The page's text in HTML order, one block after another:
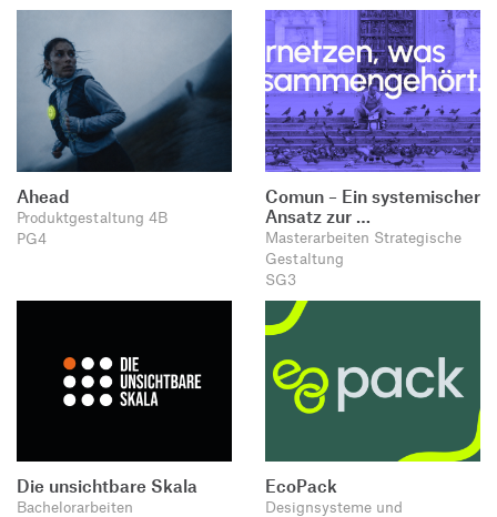
Ahead
Produktgestaltung 4B
PG4
Comun – Ein systemischer
Ansatz zur …
Masterarbeiten Strategische
Gestaltung
SG3
Die unsichtbare Skala
Bachelorarbeiten
EcoPack
Designsysteme und